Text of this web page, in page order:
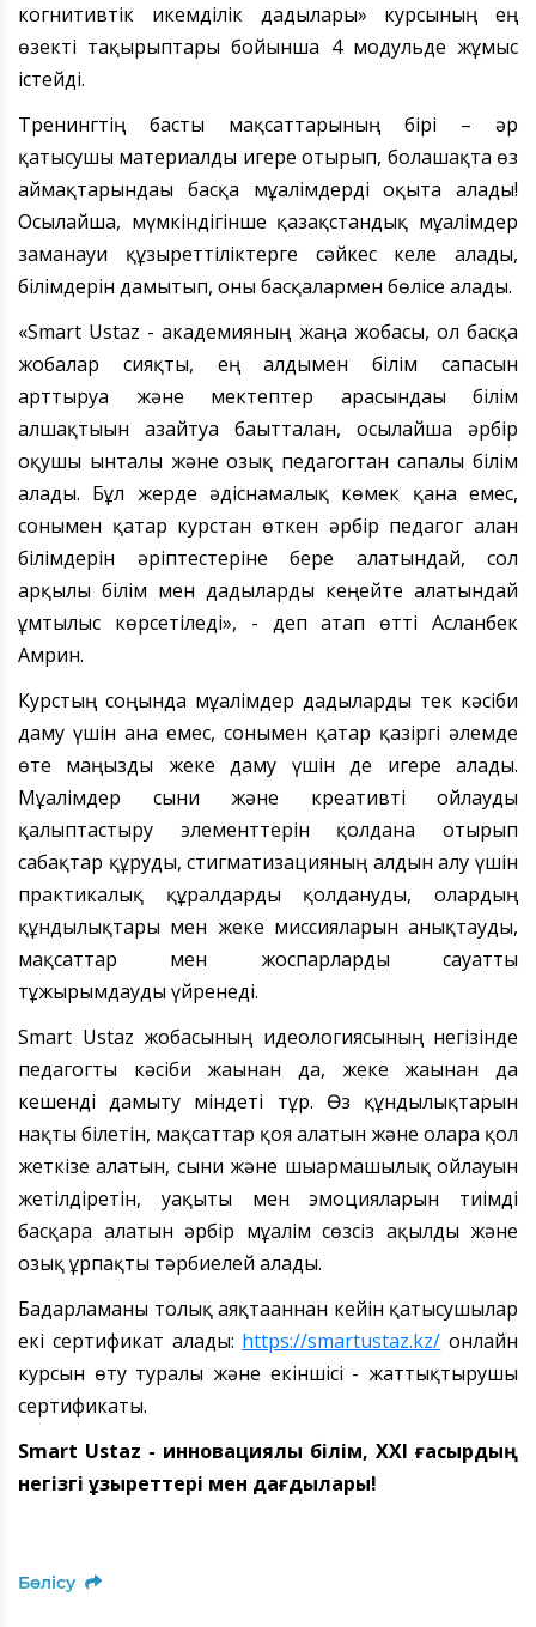
когнитивтік икемділік дағдылары» курсының ең
өзекті тақырыптары бойынша 4 модульде жұмыс
істейді.
Тренингтің басты мақсаттарының бірі –
әр
қатысушы материалды игере отырып, болашақта өз
аймақтарындағы басқа мұғалімдерді оқыта алады!
Осылайша, мүмкіндігінше қазақстандық мұғалімдер
заманауи құзыреттіліктерге сәйкес келе алады,
білімдерін дамытып, оны басқалармен бөлісе алады.
«Smart Ustaz - академияның жаңа жобасы, ол басқа
жобалар сияқты, ең алдымен білім сапасын
арттыруға және мектептер арасындағы білім
алшақтығын азайтуға бағытталған, осылайша әрбір
оқушы ынталы және озық педагогтан сапалы білім
алады. Бұл жерде әдіснамалық көмек қана емес,
сонымен қатар курстан өткен әрбір педагог алған
білімдерін әріптестеріне бере алатындай, сол
арқылы білім мен дағдыларды кеңейте алатындай
ұмтылыс көрсетіледі», - деп атап өтті Асланбек
Амрин.
Курстың соңында мұғалімдер дағдыларды тек кәсіби
даму үшін ғана емес, сонымен қатар қазіргі әлемде
өте маңызды жеке даму үшін де игере алады.
Мұғалімдер сыни және креативті ойлауды
қалыптастыру элементтерін қолдана отырып
сабақтар құруды, стигматизацияның алдын алу үшін
практикалық құралдарды қолдануды, олардың
құндылықтары мен жеке миссияларын анықтауды,
мақсаттар мен жоспарларды сауатты
тұжырымдауды үйренеді.
Smart Ustaz жобасының идеологиясының негізінде
педагогты кәсіби жағынан да, жеке жағынан да
кешенді дамыту міндеті тұр. Өз құндылықтарын
нақты білетін, мақсаттар қоя алатын және оларға қол
жеткізе алатын, сыни және шығармашылық ойлауын
жетілдіретін, уақыты мен эмоцияларын тиімді
басқара алатын әрбір мұғалім сөзсіз ақылды және
озық ұрпақты тәрбиелей алады.
Бағдарламаны толық аяқтағаннан кейін қатысушылар
екі сертификат алады: https://smartustaz.kz/ онлайн
курсын өту туралы және екіншісі - жаттықтырушы
сертификаты.
Smart Ustaz - инновациялық білім, ХХІ ғасырдың
негізгі құзыреттері мен дағдылары!
Бөлісу